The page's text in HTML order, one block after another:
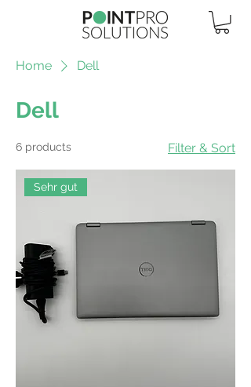
Home Dell
Dell
6 products Filter & Sort
Sehr gut